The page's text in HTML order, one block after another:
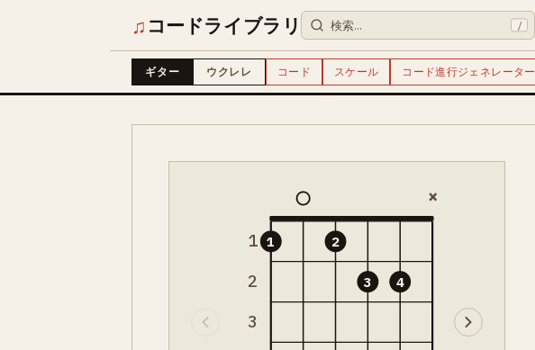
♫ コードライブラリ /
ギター ウクレレ コード スケール コード進行ジェネレーター
1
2
3
×
1 2
3 4